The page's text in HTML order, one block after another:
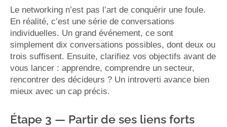
Le networking n’est pas l’art de conquérir une foule.
En réalité, c’est une série de conversations
individuelles. Un grand événement, ce sont
simplement dix conversations possibles, dont deux ou
trois suffisent. Ensuite, clarifiez vos objectifs avant de
vous lancer : apprendre, comprendre un secteur,
rencontrer des décideurs ? Un introverti avance bien
mieux avec un cap précis.
Étape 3 — Partir de ses liens forts